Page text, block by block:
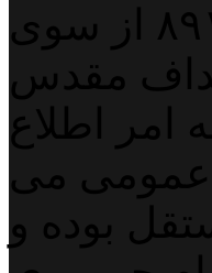
پایگاه خبری خبربین آنلاین به شماره ثبت ۸۹۱۵۵ از سوی
مقدس
امر اطلاع
عمومی می
بوده و